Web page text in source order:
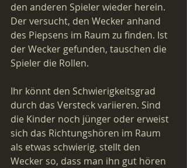
den anderen Spieler wieder herein.
Der versucht, den Wecker anhand
des Piepsens im Raum zu finden. Ist
der Wecker gefunden, tauschen die
Spieler die Rollen.
Ihr könnt den Schwierigkeitsgrad
durch das Versteck variieren. Sind
die Kinder noch jünger oder erweist
sich das Richtungshören im Raum
als etwas schwierig, stellt den
Wecker so, dass man ihn gut hören